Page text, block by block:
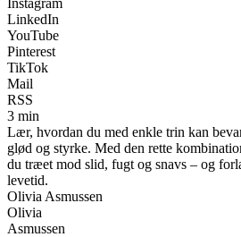
LinkedIn
YouTube
Pinterest
TikTok
Mail
RSS
3 min
Lær, hvordan du med enkle trin kan
glød og styrke. Med den rette
du træet mod slid, fugt og snavs – og
levetid.
Olivia Asmussen
Olivia
Asmussen